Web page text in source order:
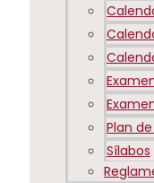
Plan
Sílabos